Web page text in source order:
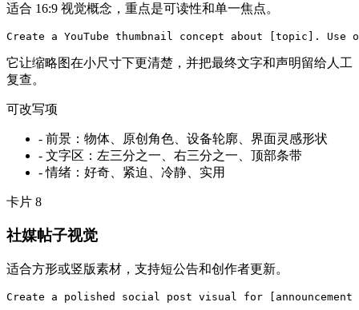
适合 16:9 视觉概念，重点是可读性和单一焦点。
Create a YouTube thumbnail concept about [topic].
它让缩略图在小尺寸下更清楚，并把最终文字和声明留给人工
复查。
可改写项
- 前景：物体、原创角色、设备轮廓、界面灵感形状
- 文字区：左三分之一、右三分之一、顶部条带
-情绪：好奇、紧迫、冷静、实用
卡片 8
社媒帖子视觉
适合方形或竖版素材，支持短公告和创作者更新。
Create a polished social post visual for